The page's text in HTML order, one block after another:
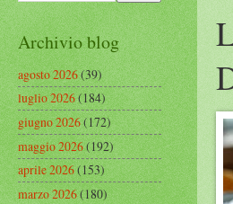
Archivio blog
agosto 2026(39)
luglio 2026(184)
giugno 2026(172)
maggio 2026(192)
aprile 2026(153)
marzo 2026(180)